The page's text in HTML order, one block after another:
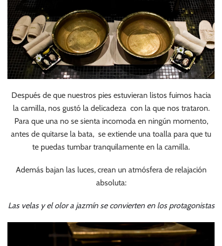
Después de que nuestros pies estuvieran listos fuimos hacia
la camilla, nos gustó la delicadeza con la que nos trataron.
Para que una no se sienta incomoda en ningún momento,
antes de quitarse la bata, se extiende una toalla para que tu
te puedas tumbar tranquilamente en la camilla.
Además bajan las luces, crean un atmósfera de relajación
absoluta:
Las velas y el olor a jazmín se convierten en los protagonistas